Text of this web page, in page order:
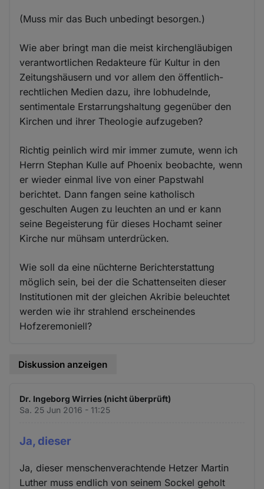
(Muss mir das Buch unbedingt besorgen.)
Wie aber bringt man die meist kirchengläubigen
verantwortlichen Redakteure für Kultur in den
Zeitungshäusern und vor allem den öffentlich-
rechtlichen Medien dazu, ihre lobhudelnde,
sentimentale Erstarrungshaltung gegenüber den
Kirchen und ihrer Theologie aufzugeben?
Richtig peinlich wird mir immer zumute, wenn ich
Herrn Stephan Kulle auf Phoenix beobachte, wenn
er wieder einmal live von einer Papstwahl
berichtet. Dann fangen seine katholisch
geschulten Augen zu leuchten an und er kann
seine Begeisterung für dieses Hochamt seiner
Kirche nur mühsam unterdrücken.
Wie soll da eine nüchterne Berichterstattung
möglich sein, bei der die Schattenseiten dieser
Institutionen mit der gleichen Akribie beleuchtet
werden wie ihr strahlend erscheinendes
Hofzeremoniell?
Diskussion anzeigen
Dr. Ingeborg Wirries (nicht überprüft)
Sa. 25 Jun 2016 - 11:25
Ja, dieser
Ja, dieser menschenverachtende Hetzer Martin
Luther muss endlich von seinem Sockel geholt